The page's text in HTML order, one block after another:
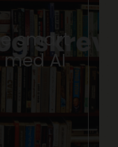
smart
AI